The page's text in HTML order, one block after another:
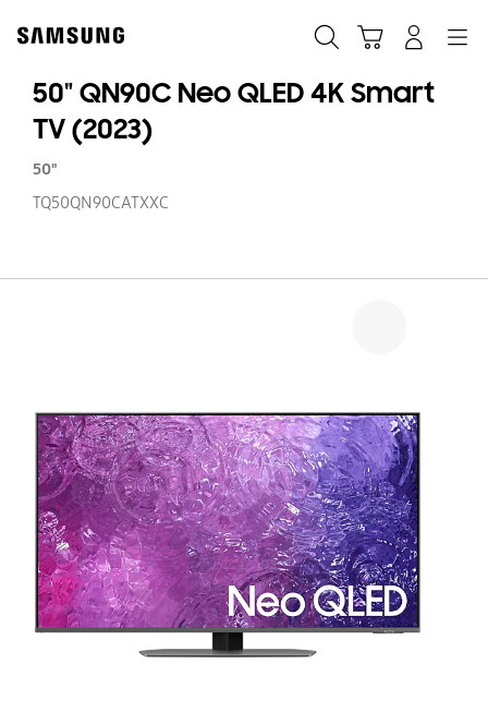
content
accessibility
50" QN90C Neo QLED 4K Smart
TV (2023)
50"
TQ50QN90CATXXC